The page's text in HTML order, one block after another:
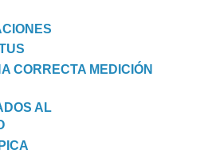
CORRECTA MEDICIÓN
AL